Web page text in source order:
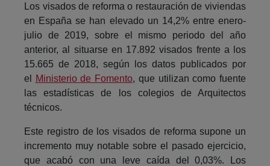
Los visados de reforma o restauración de viviendas
en España se han elevado un 14,2% entre enero-
julio de 2019, sobre el mismo periodo del año
anterior, al situarse en 17.892 visados frente a los
15.665 de 2018, según los datos publicados por
el
Ministerio de Fomento, que utilizan como fuente
las estadísticas de los colegios de Arquitectos
técnicos.
Este registro de los visados de reforma supone un
incremento muy notable sobre el pasado ejercicio,
que acabó con una leve caída del 0,03%. Los